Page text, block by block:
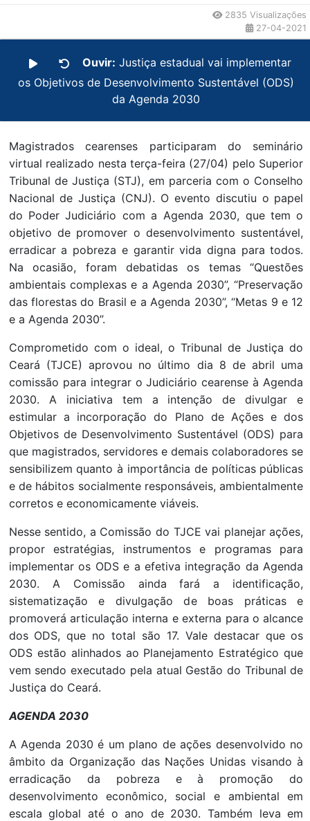
2835 Visualizações
27-04-2021
Ouvir: Justiça estadual vai implementar
os Objetivos de Desenvolvimento Sustentável (ODS)
da Agenda 2030
Magistrados cearenses participaram do seminário
virtual realizado nesta terça-feira (27/04) pelo Superior
Tribunal de Justiça (STJ), em parceria com o Conselho
Nacional de Justiça (CNJ). O evento discutiu o papel
do Poder Judiciário com a Agenda 2030, que tem o
objetivo de promover o desenvolvimento sustentável,
erradicar a pobreza e garantir vida digna para todos.
Na ocasião, foram debatidas os temas “Questões
ambientais complexas e a Agenda 2030”, “Preservação
das florestas do Brasil e a Agenda 2030”, “Metas 9 e 12
e a Agenda 2030”.
Comprometido com o ideal, o Tribunal de Justiça do
Ceará (TJCE) aprovou no último dia 8 de abril uma
comissão para integrar o Judiciário cearense à Agenda
2030. A iniciativa tem a intenção de divulgar e
estimular a incorporação do Plano de Ações e dos
Objetivos de Desenvolvimento Sustentável (ODS) para
que magistrados, servidores e demais colaboradores se
sensibilizem quanto à importância de políticas públicas
e de hábitos socialmente responsáveis, ambientalmente
corretos e economicamente viáveis.
Nesse sentido, a Comissão do TJCE vai planejar ações,
propor estratégias, instrumentos e programas para
implementar os ODS e a efetiva integração da Agenda
2030. A Comissão ainda fará a identificação,
sistematização e divulgação de boas práticas e
promoverá articulação interna e externa para o alcance
dos ODS, que no total são 17. Vale destacar que os
ODS estão alinhados ao Planejamento Estratégico que
vem sendo executado pela atual Gestão do Tribunal de
Justiça do Ceará.
AGENDA 2030
A Agenda 2030 é um plano de ações desenvolvido no
âmbito da Organização das Nações Unidas visando à
erradicação da pobreza e à promoção do
desenvolvimento econômico, social e ambiental em
escala global até o ano de 2030. Também leva em